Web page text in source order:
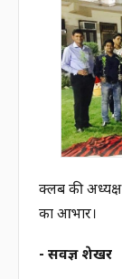
क्लब की अध्यक्ष
का आभार।
- सर्वज्ञ शेखर